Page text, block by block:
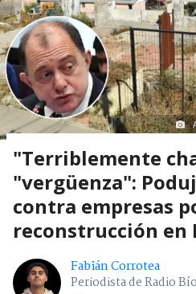
"Terriblemente
"vergüenza":
contra empresas
reconstrucción en
Fabián Corrotea
Periodista de Radio